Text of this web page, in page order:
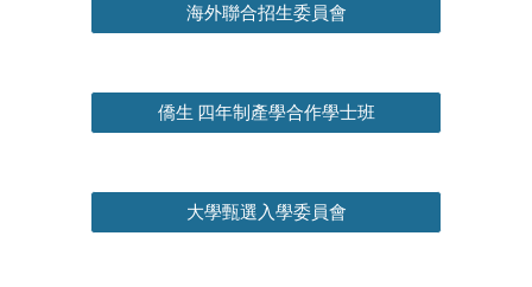
海外聯合招生委員會
僑生 四年制產學合作學士班
大學甄選入學委員會